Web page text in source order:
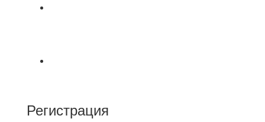
Регистрация